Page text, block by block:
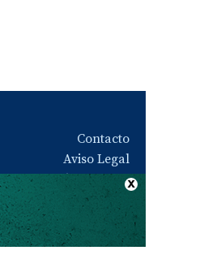
Contacto
Aviso Legal
Quiénes somos
Política de privacidad